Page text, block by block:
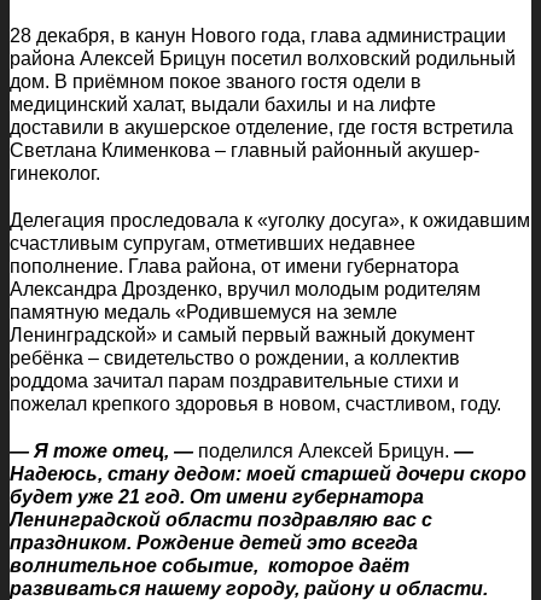
28 декабря, в канун Нового года, глава администрации
района Алексей Брицун посетил волховский родильный
дом. В приёмном покое званого гостя одели в
медицинский халат, выдали бахилы и на лифте
доставили в акушерское отделение, где гостя встретила
Светлана Клименкова – главный районный акушер-
гинеколог.
Делегация проследовала к «уголку досуга», к ожидавшим
счастливым супругам, отметивших недавнее
пополнение. Глава района, от имени губернатора
Александра Дрозденко, вручил молодым родителям
памятную медаль «Родившемуся на земле
Ленинградской» и самый первый важный документ
ребёнка – свидетельство о рождении, а коллектив
роддома зачитал парам поздравительные стихи и
пожелал крепкого здоровья в новом, счастливом, году.
— Я тоже отец, — поделился Алексей Брицун. —
Надеюсь, стану дедом: моей старшей дочери скоро
будет уже 21 год. От имени губернатора
Ленинградской области поздравляю вас с
праздником. Рождение детей это всегда
волнительное событие, которое даёт
развиваться нашему городу, району и области.